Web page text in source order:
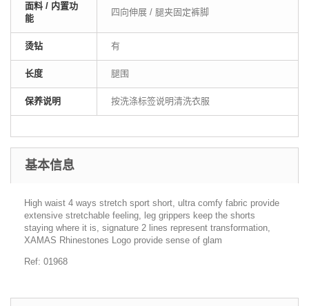
面料 / 内置功
能
四向伸展 / 腿夹固定裤脚
烫钻 有
长度 腿围
保养说明 按洗涤标签说明清洗衣服
基本信息
High waist 4 ways stretch sport short, ultra comfy fabric provide
extensive stretchable feeling, leg grippers keep the shorts
staying where it is, signature 2 lines represent transformation,
XAMAS Rhinestones Logo provide sense of glam
Ref: 01968